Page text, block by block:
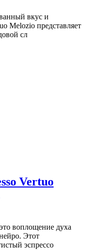
вкус и
Melozio представляет
сл
Vertuo
воплощение духа
Этот
эспрессо